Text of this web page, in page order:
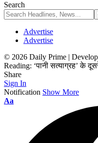
Search
Advertise
Advertise
© 2026 Daily Prime |
Reading: ‘पानी सत्याग्रह’ के
Share
Sign In
Notification Show More
Font
Aa